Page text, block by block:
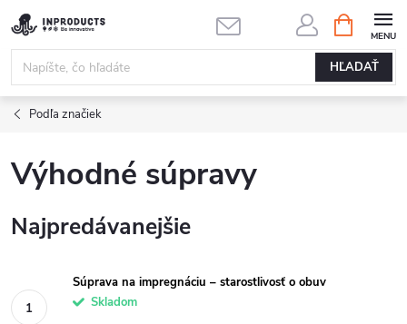
Prejsť
na
obsah
HĽADAŤ
KOŠÍK
Podľa značiek
Výhodné súpravy
Najpredávanejšie
Súprava na impregnáciu – starostlivosť o obuv
Skladom